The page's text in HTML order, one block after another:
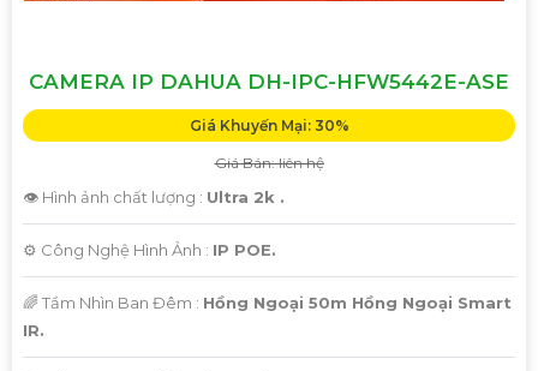
CAMERA IP DAHUA DH-IPC-HFW5442E-ASE
Giá Khuyến Mại: 30%
Giá Bán: liên hệ
👁 Hình ảnh chất lượng : Ultra 2k .
⚙ Công Nghệ Hình Ảnh : IP POE.
🌈 Tầm Nhìn Ban Đêm : Hồng Ngoại 50m Hồng Ngoại Smart
IR.